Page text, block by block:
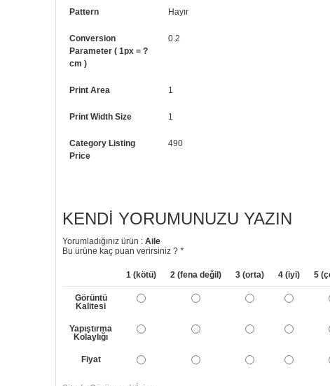
• Resimli duvar kağıdı modelinizi siyah beyaz renklerde istiyorsanız
Pattern Hayır
Conversion
Parameter ( 1px = ?
cm )
0.2
Print Area 1
Print Width Size 1
Category Listing
Price
490
KENDI YORUMUNUZU YAZIN
Yorumladığınız ürün :Aile
Bu ürüne kaç puan verirsiniz ?*
1 (kötü) 2 (fena değil) 3 (orta) 4 (iyi) 5
Görüntü
Kalitesi
Yapıştırma
Kolaylığı
Fiyat